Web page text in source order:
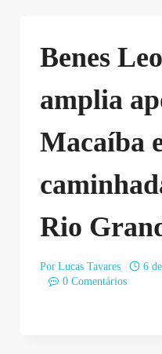
Benes
amplia
Macaíba
Rio
Por Lucas Tavares
6
0 Comentários